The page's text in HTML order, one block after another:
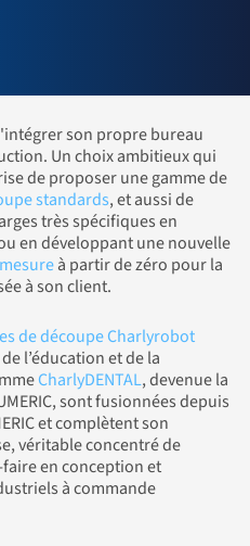
son propre bureau
Un choix ambitieux qui
de proposer une gamme de
standards, et aussi de
très spécifiques en
en développant une nouvelle
à partir de zéro pour la
à son client.
de découpe Charlyrobot
l’éducation et de la
CharlyDENTAL, devenue la
sont fusionnées depuis
et complètent son
véritable concentré de
en conception et
à commande